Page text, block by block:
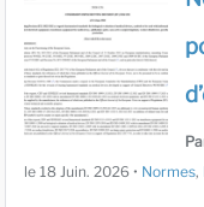
le 18 Juin. 2026 • Normes,